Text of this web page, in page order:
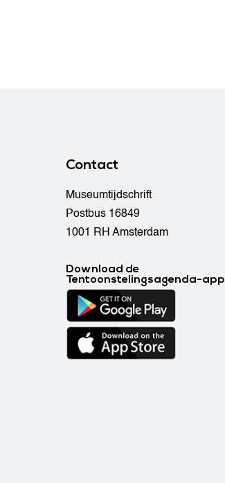
Contact
Museumtijdschrift
Postbus 16849
1001 RH Amsterdam
Download de
Tentoonstelingsagenda-app